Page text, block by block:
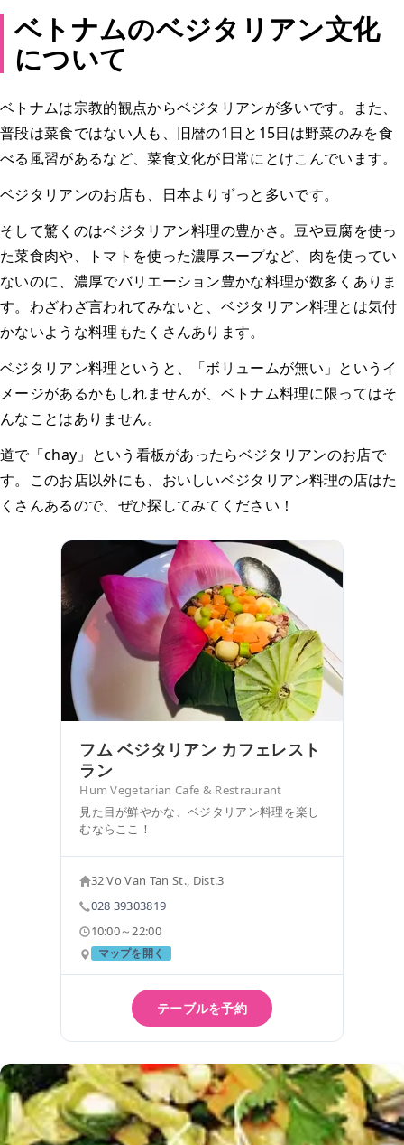
ベトナムのベジタリアン文化
について
ベトナムは宗教的観点からベジタリアンが多いです。また、
普段は菜食ではない人も、旧暦の1日と15日は野菜のみを食
べる風習があるなど、菜食文化が日常にとけこんでいます。
ベジタリアンのお店も、日本よりずっと多いです。
そして驚くのはベジタリアン料理の豊かさ。豆や豆腐を使っ
た菜食肉や、トマトを使った濃厚スープなど、肉を使ってい
ないのに、濃厚でバリエーション豊かな料理が数多くありま
す。わざわざ言われてみないと、ベジタリアン料理とは気付
かないような料理もたくさんあります。
ベジタリアン料理というと、「ボリュームが無い」というイ
メージがあるかもしれませんが、ベトナム料理に限ってはそ
んなことはありません。
道で「chay」という看板があったらベジタリアンのお店で
す。このお店以外にも、おいしいベジタリアン料理の店はた
くさんあるので、ぜひ探してみてください！
フム ベジタリアン カフェレスト
ラン
Hum Vegetarian Cafe & Restraurant
見た目が鮮やかな、ベジタリアン料理を楽し
むならここ！
32 Vo Van Tan St., Dist.3
028 39303819
10:00～22:00
マップを開く
テーブルを予約